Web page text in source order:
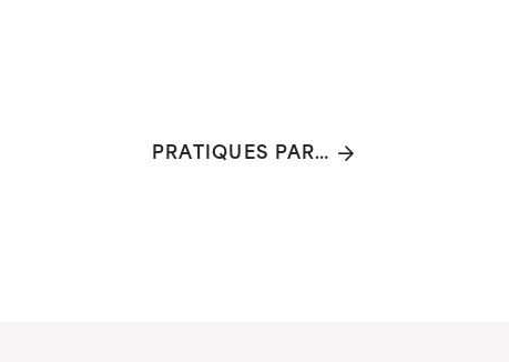
PRATIQUES PARTICIPATIVES AVEC DES PUBLICS FRAGILISÉS